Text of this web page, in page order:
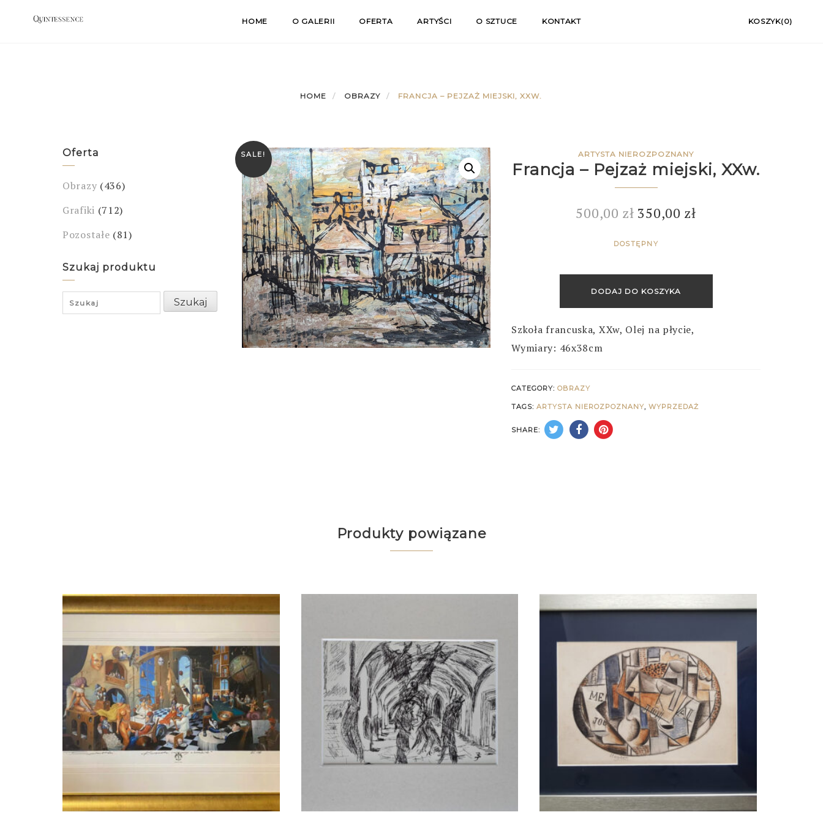
HOME O GALERII OFERTA ARTYŚCI O SZTUCE KONTAKT KOSZYK(0)
HOME OBRAZY FRANCJA – PEJZAŻ MIEJSKI, XXW.
SALE! ARTYSTA NIEROZPOZNANY
Francja – Pejzaż miejski, XXw.
500,00 zł 350,00 zł
DOSTĘPNY
DODAJ DO KOSZYKA
Szkoła francuska, XXw, Olej na płycie,
Wymiary: 46x38cm
CATEGORY:OBRAZY
TAGS:ARTYSTA NIEROZPOZNANY,WYPRZEDAŻ
SHARE:
Oferta
Obrazy (436)
Grafiki (712)
Pozostałe (81)
Szukaj produktu
Search
for:
Szukaj
Produkty powiązane